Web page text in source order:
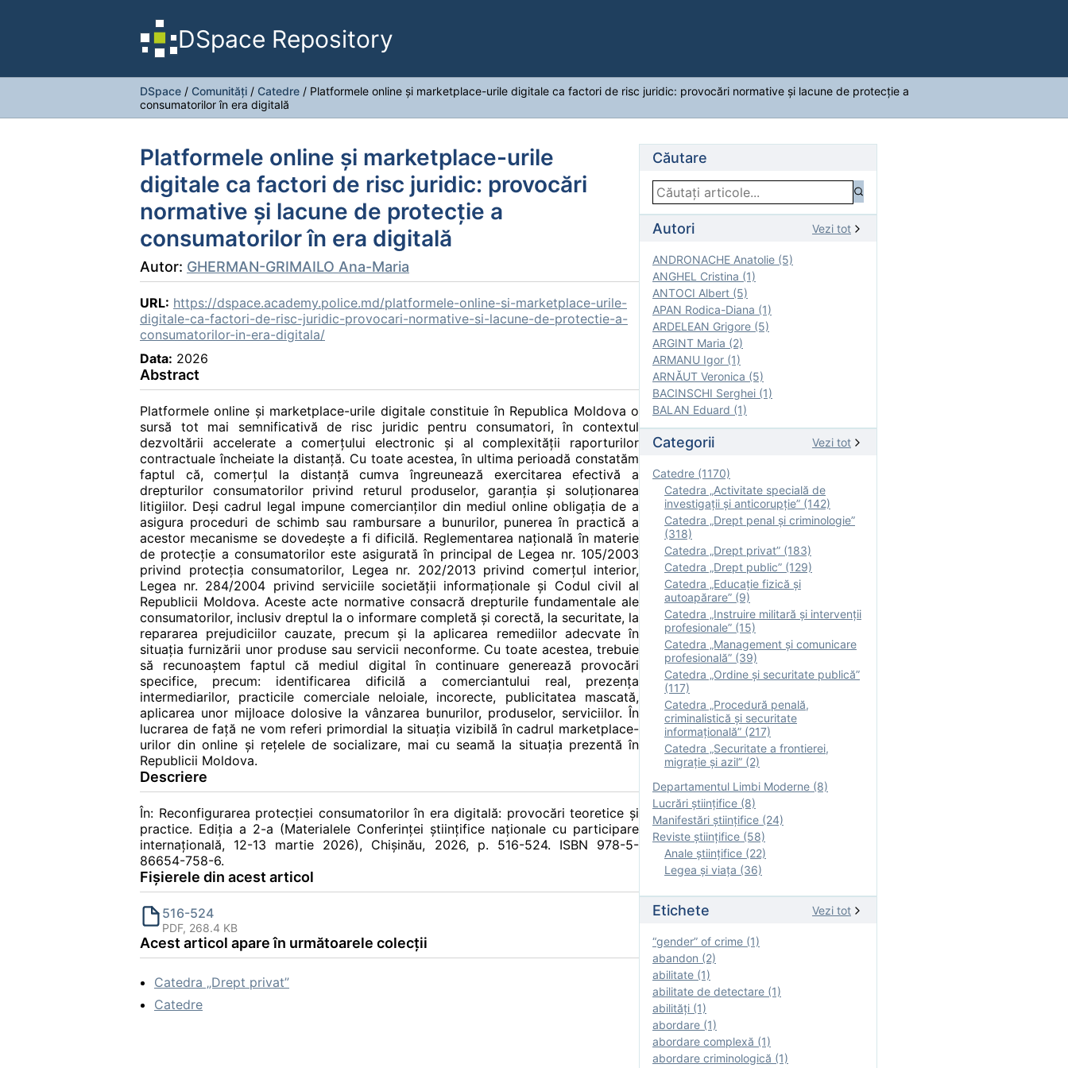
DSpace Repository
DSpace / Comunități / Catedre / Platformele online și marketplace-urile digitale ca factori de risc juridic: provocări normative și lacune de protecție a
consumatorilor în era digitală
Platformele online și marketplace-urile
digitale ca factori de risc juridic: provocări
normative și lacune de protecție a
consumatorilor în era digitală
Autor: GHERMAN-GRIMAILO Ana-Maria
URL: https://dspace.academy.police.md/platformele-online-si-marketplace-urile-
digitale-ca-factori-de-risc-juridic-provocari-normative-si-lacune-de-protectie-a-
consumatorilor-in-era-digitala/
Data: 2026
Abstract
Platformele online și marketplace-urile digitale constituie în Republica Moldova o
sursă tot mai semnificativă de risc juridic pentru consumatori, în contextul
dezvoltării accelerate a comerțului electronic și al complexității raporturilor
contractuale încheiate la distanță. Cu toate acestea, în ultima perioadă constatăm
faptul că, comerțul la distanță cumva îngreunează exercitarea efectivă a
drepturilor consumatorilor privind returul produselor, garanția și soluționarea
litigiilor. Deși cadrul legal impune comercianților din mediul online obligația de a
asigura proceduri de schimb sau rambursare a bunurilor, punerea în practică a
acestor mecanisme se dovedește a fi dificilă. Reglementarea națională în materie
de protecție a consumatorilor este asigurată în principal de Legea nr. 105/2003
privind protecția consumatorilor, Legea nr. 202/2013 privind comerțul interior,
Legea nr. 284/2004 privind serviciile societății informaționale și Codul civil al
Republicii Moldova. Aceste acte normative consacră drepturile fundamentale ale
consumatorilor, inclusiv dreptul la o informare completă și corectă, la securitate, la
repararea prejudiciilor cauzate, precum și la aplicarea remediilor adecvate în
situația furnizării unor produse sau servicii neconforme. Cu toate acestea, trebuie
să recunoaștem faptul că mediul digital în continuare generează provocări
specifice, precum: identificarea dificilă a comerciantului real, prezența
intermediarilor, practicile comerciale neloiale, incorecte, publicitatea mascată,
aplicarea unor mijloace dolosive la vânzarea bunurilor, produselor, serviciilor. În
lucrarea de față ne vom referi primordial la situația vizibilă în cadrul marketplace-
urilor din online și rețelele de socializare, mai cu seamă la situația prezentă în
Republicii Moldova.
Descriere
În: Reconfigurarea protecţiei consumatorilor în era digitală: provocări teoretice şi
practice. Ediţia a 2-a (Materialele Conferinţei ştiinţifice naţionale cu participare
internaţională, 12-13 martie 2026), Chișinău, 2026, p. 516-524. ISBN 978-5-
86654-758-6.
Fișierele din acest articol
516-524
PDF, 268.4 KB
Acest articol apare în următoarele colecții
Catedra „Drept privat”
Catedre
Căutare
Autori Vezi tot
ANDRONACHE Anatolie (5)
ANGHEL Cristina (1)
ANTOCI Albert (5)
APAN Rodica-Diana (1)
ARDELEAN Grigore (5)
ARGINT Maria (2)
ARMANU Igor (1)
ARNĂUT Veronica (5)
BACINSCHI Serghei (1)
BALAN Eduard (1)
Categorii Vezi tot
Catedre (1170)
Catedra „Activitate specială de
investigaţii şi anticorupție” (142)
Catedra „Drept penal și criminologie”
(318)
Catedra „Drept privat” (183)
Catedra „Drept public” (129)
Catedra „Educație fizică şi
autoapărare” (9)
Catedra „Instruire militară şi intervenţii
profesionale” (15)
Catedra „Management și comunicare
profesională” (39)
Catedra „Ordine și securitate publică”
(117)
Catedra „Procedură penală,
criminalistică și securitate
informațională” (217)
Catedra „Securitate a frontierei,
migrație și azil” (2)
Departamentul Limbi Moderne (8)
Lucrări științifice (8)
Manifestări ştiinţifice (24)
Reviste ştiinţifice (58)
Anale ştiinţifice (22)
Legea şi viaţa (36)
Etichete Vezi tot
“gender” of crime (1)
abandon (2)
abilitate (1)
abilitate de detectare (1)
abilităţi (1)
abordare (1)
abordare complexă (1)
abordare criminologică (1)